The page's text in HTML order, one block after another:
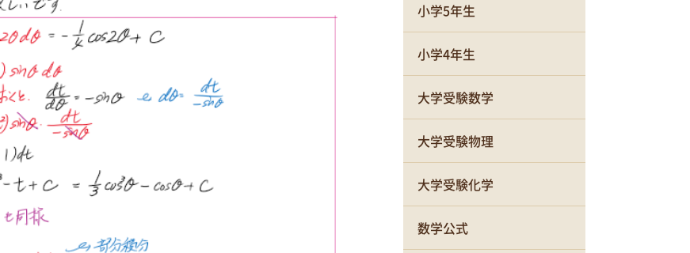
小学5年生
小学4年生
大学受験数学
大学受験物理
大学受験化学
数学公式